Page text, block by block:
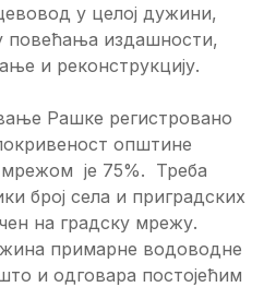
у целој дужини,
издашности,
и реконструкцију.
Рашке регистровано
општине
је 75%. Треба
број села и приградских
на градску мрежу.
примарне водоводне
и одговара постојећим